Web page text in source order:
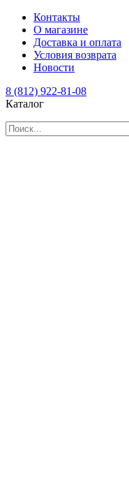
Контакты
О магазине
Доставка и оплата
Условия возврата
Новости
8 (812) 922-81-08
Каталог